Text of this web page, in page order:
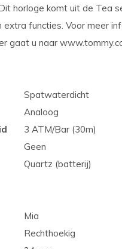
horloge komt uit de Tea
functies. Voor meer
gaat u naar
Spatwaterdicht
Analoog
3 ATM/Bar (30m)
Geen
Quartz (batterij)
Mia
Rechthoekig